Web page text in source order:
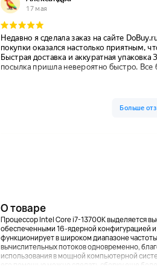
О товаре
Процессор Intel Core i7-13700K выделяется
обеспеченными 16-ядерной конфигурацией
функционирует в широком диапазоне
вычислительных потоков одновременно,
использования в мощной компьютерной
его помощью можно сделать сборку еще